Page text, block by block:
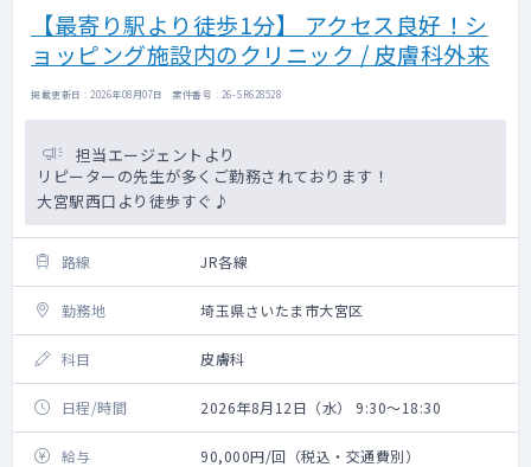
【最寄り駅より徒歩1分】 アクセス良好！シ
ョッピング施設内のクリニック / 皮膚科外来
掲載更新日 : 2026年08月07日 案件番号 : 26-SR628528
担当エージェントより
リピーターの先生が多くご勤務されております！
大宮駅西口より徒歩すぐ♪
路線 JR各線
勤務地 埼玉県さいたま市大宮区
科目 皮膚科
日程/時間 2026年8月12日（水） 9:30～18:30
給与 90,000円/回（税込・交通費別）